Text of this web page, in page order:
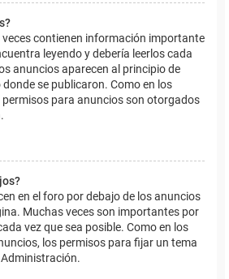
contienen información importante
leyendo y debería leerlos cada
anuncios aparecen al principio de
se publicaron. Como en los
para anuncios son otorgados
en el foro por debajo de los anuncios
Muchas veces son importantes por
vez que sea posible. Como en los
los permisos para fijar un tema